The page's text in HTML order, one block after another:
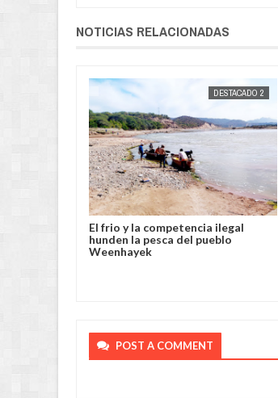
NOTICIAS RELACIONADAS
DESTACADO 2
El frio y la competencia ilegal
hunden la pesca del pueblo
Weenhayek
JORGE
POST A COMMENT